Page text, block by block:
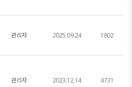
관리자 2025.09.24 1802
관리자 2023.12.14 4731